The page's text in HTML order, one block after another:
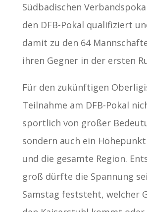
Südbadischen
den DFB-Pokal qualifiziert
damit zu den 64
ihren Gegner in der ersten
Für den zukünftigen
Teilnahme am DFB-Pokal
sportlich von großer
sondern auch ein
und die gesamte Region.
groß dürfte die Spannung
Samstag feststeht, welcher